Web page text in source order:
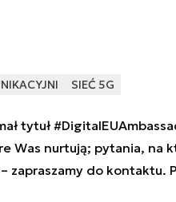
SIEĆ 5G
tytuł
Was nurtują; pytania, na
zapraszamy do kontaktu.